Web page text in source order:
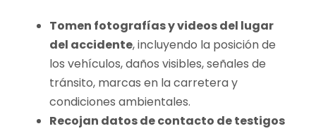
Tomen fotografías y videos del lugar
del accidente, incluyendo la posición de
los vehículos, daños visibles, señales de
tránsito, marcas en la carretera y
condiciones ambientales.
Recojan datos de contacto de testigos